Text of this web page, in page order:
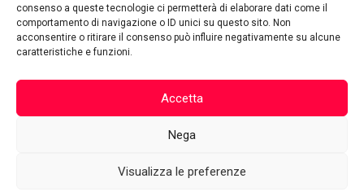
consenso a queste tecnologie ci permetterà di elaborare dati come il
comportamento di navigazione o ID unici su questo sito. Non
acconsentire o ritirare il consenso può influire negativamente su alcune
caratteristiche e funzioni.
Accetta
Nega
Visualizza le preferenze
Via Aldo Moro, 48
25124 Brescia